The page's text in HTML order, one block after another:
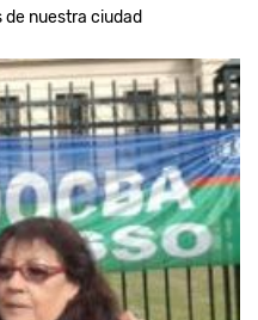
de nuestra ciudad